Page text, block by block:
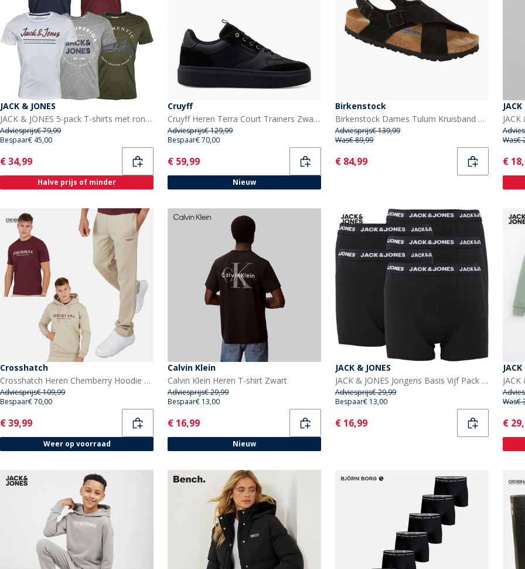
JACK & JONES
JACK & JONES 5-pack T-shirts met ronde hals Heren in de kleuren olijfnacht/wit/licht grijs melange/marineblauw
Adviesprijs€ 79,99
Bespaar€ 45,00
Current
€ 34,99
Halve prijs of minder
Cruyff
Cruyff Heren Terra Court Trainers Zwart/Gold
Adviesprijs€ 129,99
Bespaar€ 70,00
Current
€ 59,99
Nieuw
Birkenstock
Birkenstock Dames Tulum Kruisband Sandalen Zwart
Adviesprijs€ 139,99
Was€ 89,99
Current
€ 84,99
Was€
€
Crosshatch
Crosshatch Heren Chemberry Hoodie T-Shirt En Open Zoom Joggingbroek Set Steen / Bordeau
Adviesprijs€ 109,99
Bespaar€ 70,00
Current
€ 39,99
Weer op voorraad
Calvin Klein
Calvin Klein Heren T-shirt Zwart
Adviesprijs€ 29,99
Bespaar€ 13,00
Current
€ 16,99
Nieuw
JACK & JONES
JACK & JONES Jongens Basis Vijf Pack Boxers Zwart
Adviesprijs€ 29,99
Bespaar€ 13,00
Current
€ 16,99
Was€
€